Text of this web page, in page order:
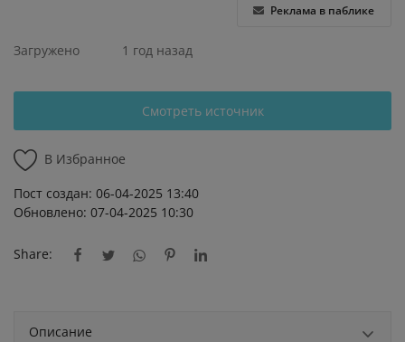
Реклама в паблике
Загружено 1 год назад
Смотреть источник
В Избранное
Пост создан: 06-04-2025 13:40
Обновлено: 07-04-2025 10:30
Share:
Описание